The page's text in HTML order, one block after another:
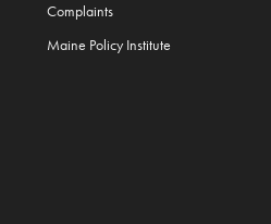
Complaints
Maine Policy Institute